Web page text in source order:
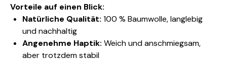
Vorteile auf einen Blick:
Natürliche Qualität: 100 % Baumwolle, langlebig
und nachhaltig
Angenehme Haptik: Weich und anschmiegsam,
aber trotzdem stabil